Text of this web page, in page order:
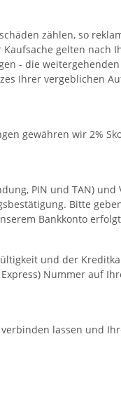
zählen, so
gelten nach
- die
Ihrer vergeblichen
gewähren wir 2%
PIN und TAN) und
Bitte
Bankkonto
und der
Nummer auf
lassen und